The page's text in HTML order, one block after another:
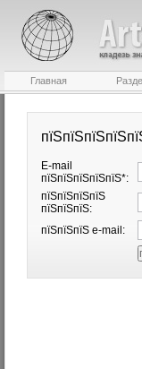
Главная
E-mail
пїЅпїЅпїЅпїЅпїЅ*:
пїЅпїЅпїЅпїЅ
пїЅпїЅпїЅ:
пїЅпїЅпїЅ e-mail: